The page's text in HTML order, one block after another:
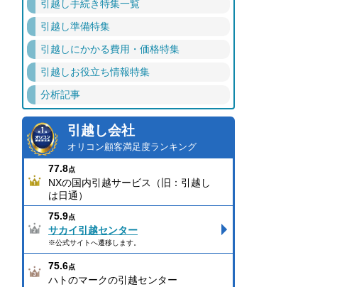
引越し手続き特集一覧
引越し準備特集
引越しにかかる費用・価格特集
引越しお役立ち情報特集
分析記事
引越し会社
オリコン顧客満足度ランキング
77.8点
NXの国内引越サービス（旧：引越し
は日通）
75.9点
サカイ引越センター
※公式サイトへ遷移します。
75.6点
ハトのマークの引越センター